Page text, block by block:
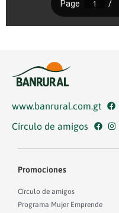
www.banrural.com.gt
Círculo de amigos
Promociones
Círculo de amigos
Programa Mujer Emprende